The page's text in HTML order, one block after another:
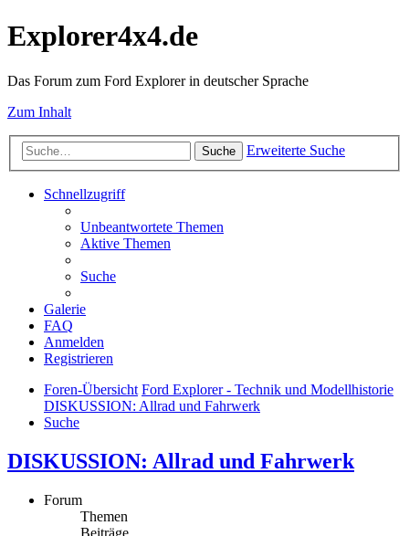
Explorer4x4.de
Das Forum zum Ford Explorer in deutscher Sprache
Zum Inhalt
Suche Erweiterte Suche
Schnellzugriff
Unbeantwortete Themen
Aktive Themen
Suche
Galerie
FAQ
Anmelden
Registrieren
Foren-Übersicht Ford Explorer - Technik und Modellhistorie
DISKUSSION: Allrad und Fahrwerk
Suche
DISKUSSION: Allrad und Fahrwerk
Forum
Themen